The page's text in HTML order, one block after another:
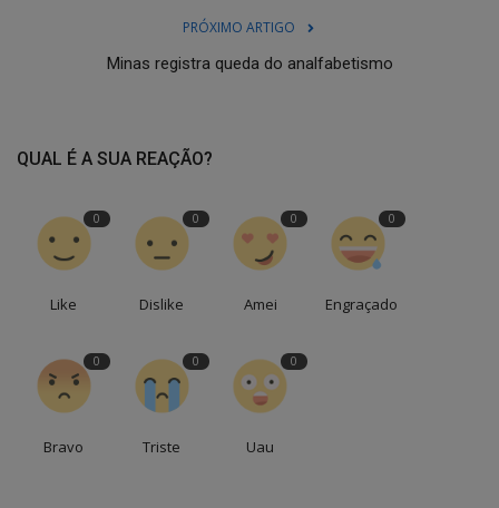
PRÓXIMO ARTIGO
Minas registra queda do analfabetismo
QUAL É A SUA REAÇÃO?
0
Like
0
Dislike
0
Amei
0
Engraçado
0
Bravo
0
Triste
0
Uau